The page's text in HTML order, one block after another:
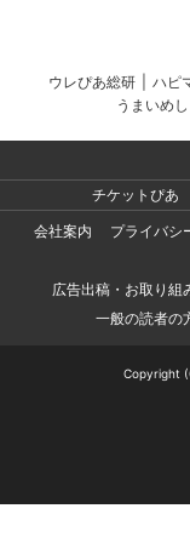
ウレぴあ総研 ハピ
うまいめし
チケットぴあ
会社案内
プライバシ
広告出稿・お取り組
一般の読者の
Copyright